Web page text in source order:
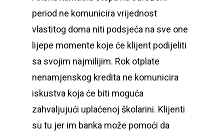
period ne komunicira vrijednost
vlastitog doma niti podsjeća na sve one
lijepe momente koje će klijent podijeliti
sa svojim najmilijim. Rok otplate
nenamjenskog kredita ne komunicira
iskustva koja će biti moguća
zahvaljujući uplaćenoj školarini. Klijenti
su tu jer im banka može pomoći da